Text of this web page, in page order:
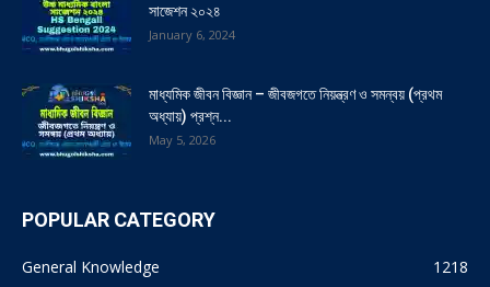
সাজেশন ২০২৪
January 6, 2024
মাধ্যমিক জীবন বিজ্ঞান – জীবজগতে নিয়ন্ত্রণ ও সমন্বয় (প্রথম
অধ্যায়) প্রশ্ন...
May 5, 2026
POPULAR CATEGORY
General Knowledge
1218